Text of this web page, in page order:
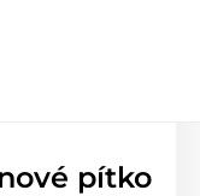
pítko